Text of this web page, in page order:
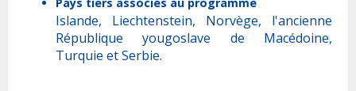
Islande, Liechtenstein, Norvège, l'ancienne
République yougoslave de Macédoine,
Turquie et Serbie.